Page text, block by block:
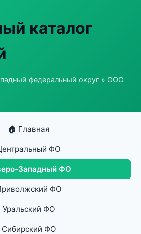
каталог
федеральный округ » ООО
🏠 Главная
ФО
Западный ФО
ФО
Уральский ФО
Сибирский ФО